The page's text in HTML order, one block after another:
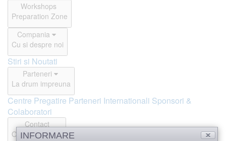
Workshops
Preparation Zone
Compania
Cu si despre noi
Stiri si Noutati
Parteneri
La drum impreuna
Centre Pregatire Parteneri Internationali Sponsori &
Colaboratori
Contact
Offline si Online
INFORMARE